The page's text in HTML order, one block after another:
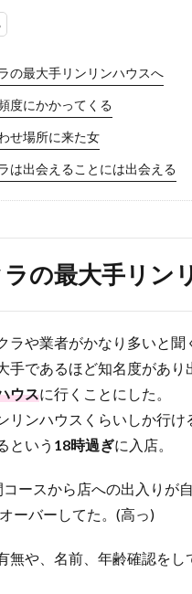
の最大手リンリンハウスへ
度にかかってくる
せ場所に来た女
は出会えることには出会える
の最大手リン
ラや業者がかなり多いと聞
手であるほど知名度があ
ウスに行くことにした。
リンハウスくらいしか行け
という 18時過ぎに入店。
ースから店への出入りが
ーバーしてた。(高っ)
無や、名前、年齢確認をし